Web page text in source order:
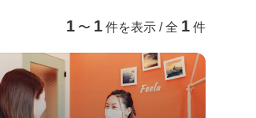
1 〜 1 件を表示 / 全 1 件